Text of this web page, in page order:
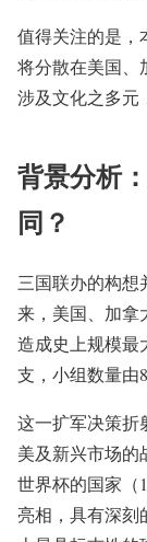
值得关注的是，
将分散在美国、
涉及文化之多元
背景分析
同？
三国联办的构想
来，美国、加拿
造成史上规模
支，小组数量由
这一扩军决策折
美及新兴市场的
世界杯的国家（
亮相，具有深刻